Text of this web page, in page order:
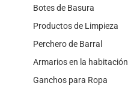
Botes de Basura
Productos de Limpieza
Perchero de Barral
Armarios en la habitación
Ganchos para Ropa